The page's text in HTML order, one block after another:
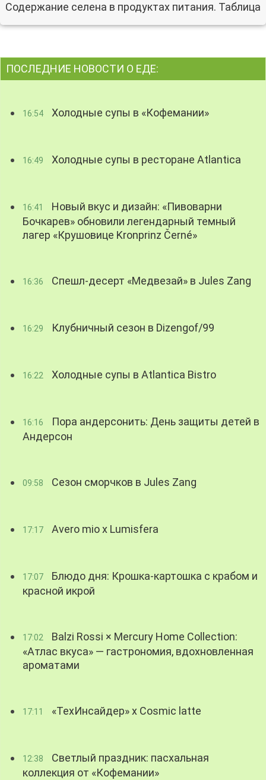
Содержание селена в продуктах питания. Таблица
ПОСЛЕДНИЕ НОВОСТИ О ЕДЕ:
16:54 Холодные супы в «Кофемании»
16:49 Холодные супы в ресторане Atlantica
16:41
Новый вкус и дизайн: «Пивоварни
Бочкарев» обновили легендарный темный
лагер «Крушовице Kronprinz Černé»
16:36 Спешл-десерт «Медвезай» в Jules Zang
16:29 Клубничный сезон в Dizengof/99
16:22 Холодные супы в Atlantica Bistro
16:16
Пора андерсонить: День защиты детей в
Андерсон
09:58 Сезон сморчков в Jules Zang
17:17 Avero mio x Lumisfera
17:07
Блюдо дня: Крошка-картошка с крабом и
красной икрой
17:02
Balzi Rossi × Mercury Home Collection:
«Атлас вкуса» — гастрономия, вдохновленная
ароматами
17:11 «ТехИнсайдер» х Cosmic latte
12:38
Светлый праздник: пасхальная
коллекция от «Кофемании»